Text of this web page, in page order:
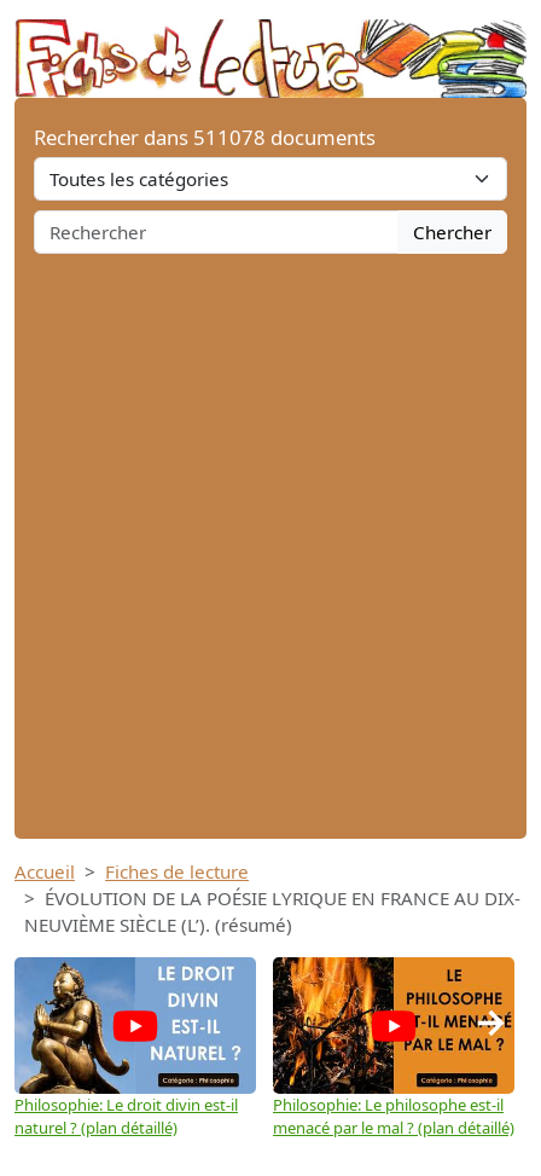
Rechercher dans 511078 documents
Chercher
Accueil
Fiches de lecture
ÉVOLUTION DE LA POÉSIE LYRIQUE EN FRANCE AU DIX-
NEUVIÈME SIÈCLE (L’). (résumé)
Philosophie: Le droit divin est-il
naturel ? (plan détaillé)
Philosophie: Le philosophe est-il
menacé par le mal ? (plan détaillé)
→